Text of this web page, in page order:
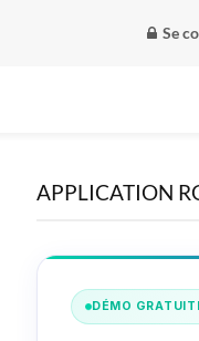
Se
APPLICATION
DÉMO